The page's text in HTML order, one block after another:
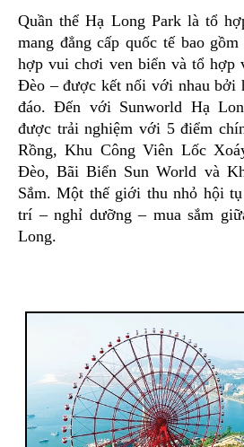
Quần thể Hạ Long Park là tổ
mang đẳng cấp quốc tế bao
hợp vui chơi ven biển và tổ hợp
Đèo – được kết nối với nhau bởi
đáo. Đến với Sunworld Hạ
được trải nghiệm với 5 điểm
Rồng, Khu Công Viên Lốc
Đèo, Bãi Biển Sun World và
Sắm. Một thế giới thu nhỏ hội
trí – nghỉ dưỡng – mua sắm
Long.